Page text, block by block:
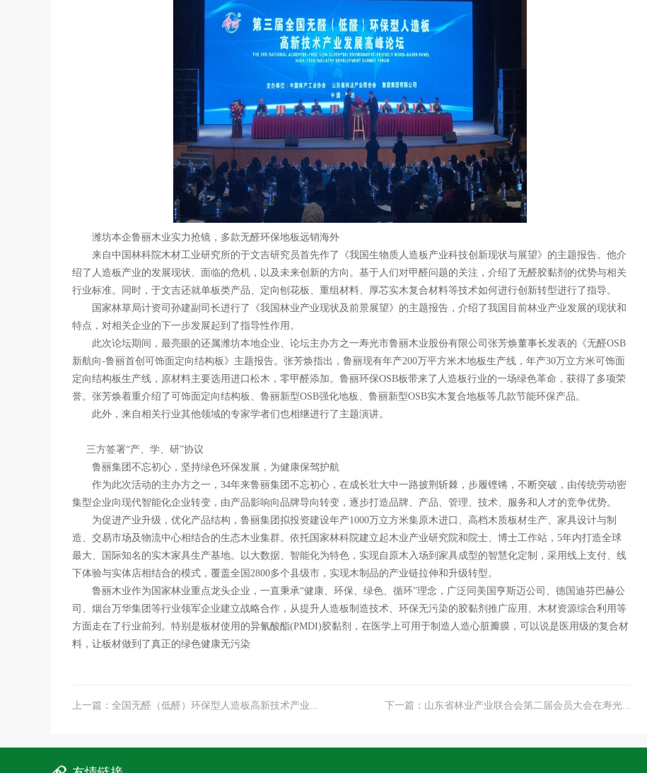
潍坊本企鲁丽木业实力抢镜，多款无醛环保地板远销海外
来自中国林科院木材工业研究所的于文吉研究员首先作了《我国生物质人造板产业科技创新现状与展望》的主题报告。他介
绍了人造板产业的发展现状、面临的危机，以及未来创新的方向。基于人们对甲醛问题的关注，介绍了无醛胶黏剂的优势与相关
行业标准。同时，于文吉还就单板类产品、定向刨花板、重组材料、厚芯实木复合材料等技术如何进行创新转型进行了指导。
国家林草局计资司孙建副司长进行了《我国林业产业现状及前景展望》的主题报告，介绍了我国目前林业产业发展的现状和
特点，对相关企业的下一步发展起到了指导性作用。
此次论坛期间，最亮眼的还属潍坊本地企业、论坛主办方之一寿光市鲁丽木业股份有限公司张芳焕董事长发表的《无醛OSB
新航向-鲁丽首创可饰面定向结构板》主题报告。张芳焕指出，鲁丽现有年产200万平方米木地板生产线，年产30万立方米可饰面
定向结构板生产线，原材料主要选用进口松木，零甲醛添加。鲁丽环保OSB板带来了人造板行业的一场绿色革命，获得了多项荣
誉。张芳焕着重介绍了可饰面定向结构板、鲁丽新型OSB强化地板、鲁丽新型OSB实木复合地板等几款节能环保产品。
此外，来自相关行业其他领域的专家学者们也相继进行了主题演讲。
三方签署“产、学、研”协议
鲁丽集团不忘初心，坚持绿色环保发展，为健康保驾护航
作为此次活动的主办方之一， 34年来鲁丽集团不忘初心，在成长壮大中一路披荆斩棘，步履铿锵，不断突破，由传统劳动密
集型企业向现代智能化企业转变，由产品影响向品牌导向转变，逐步打造品牌、产品、管理、技术、服务和人才的竞争优势。
为促进产业升级，优化产品结构，鲁丽集团拟投资建设年产1000万立方米集原木进口、高档木质板材生产、家具设计与制
造、交易市场及物流中心相结合的生态木业集群。依托国家林科院建立起木业产业研究院和院士、博士工作站， 5年内打造全球
最大、国际知名的实木家具生产基地。以大数据、智能化为特色，实现自原木入场到家具成型的智慧化定制，采用线上支付、线
下体验与实体店相结合的模式，覆盖全国 2800多个县级市，实现木制品的产业链拉伸和升级转型。
鲁丽木业作为国家林业重点龙头企业，一直秉承“健康、环保、绿色、循环”理念，广泛同美国亨斯迈公司、德国迪芬巴赫公
司、烟台万华集团等行业领军企业建立战略合作，从提升人造板制造技术、环保无污染的胶黏剂推广应用、木材资源综合利用等
方面走在了行业前列。特别是板材使用的异氰酸酯(PMDI)胶黏剂，在医学上可用于制造人造心脏瓣膜，可以说是医用级的复合材
料，让板材做到了真正的绿色健康无污染
上一篇：全国无醛（低醛）环保型人造板高新技术产业... 下一篇：山东省林业产业联合会第二届会员大会在寿光...